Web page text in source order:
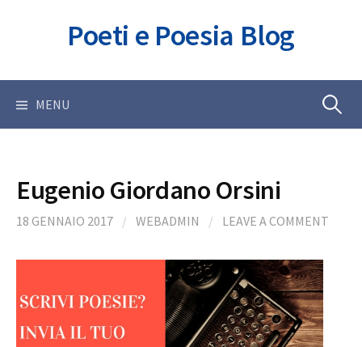
Poeti e Poesia Blog
MENU Ricerca
Eugenio Giordano Orsini
18 GENNAIO 2017 / WEBADMIN / LEAVE A COMMENT